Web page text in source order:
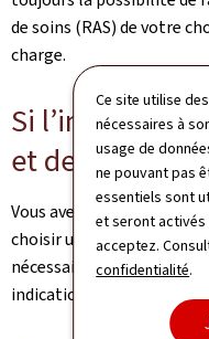
Ce site utilise
nécessaires à
usage de
ne pouvant pas
essentiels sont
et seront activés
acceptez.
confidentialité.
de soins (RAS) de votre
charge.
Si
et de soins
Vous avez le libre choix du
choisir un RAS (cf.
nécessaires pour
indications du référent.